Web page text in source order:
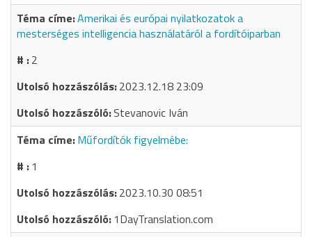
Amerikai és európai nyilatkozatok a
mesterséges intelligencia használatáról a fordítóiparban
2
2023.12.18 23:09
Stevanovic Iván
Műfordítók figyelmébe:
1
2023.10.30 08:51
1DayTranslation.com